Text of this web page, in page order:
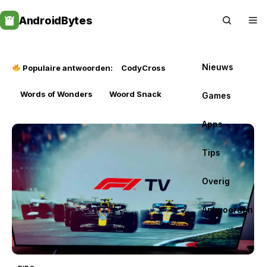
to
content
AndroidBytes
Nieuws
Games
Apps
Tips
Overig
Antwoorden
Populaire antwoorden: CodyCross
Words of Wonders Woord Snack